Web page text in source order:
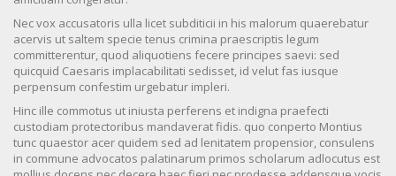
Nec vox accusatoris ulla licet subditicii in his malorum quaerebatur
acervis ut saltem specie tenus crimina praescriptis legum
committerentur, quod aliquotiens fecere principes saevi: sed
quicquid Caesaris implacabilitati sedisset, id velut fas iusque
perpensum confestim urgebatur impleri.
Hinc ille commotus ut iniusta perferens et indigna praefecti
custodiam protectoribus mandaverat fidis. quo conperto Montius
tunc quaestor acer quidem sed ad lenitatem propensior, consulens
in commune advocatos palatinarum primos scholarum adlocutus est